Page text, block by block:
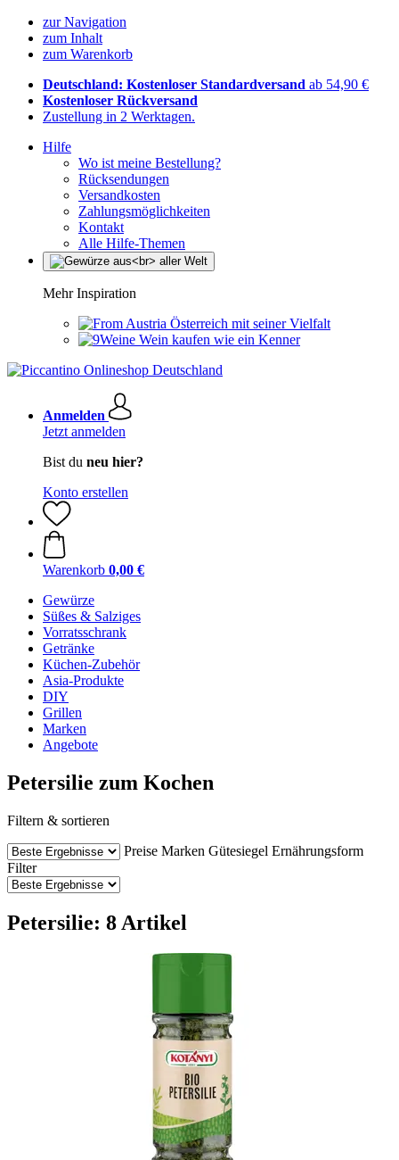
zur Navigation
zum Inhalt
zum Warenkorb
Deutschland: Kostenloser Standardversand ab 54,90 €
Kostenloser Rückversand
Zustellung in 2 Werktagen.
Hilfe
Wo ist meine Bestellung?
Rücksendungen
Versandkosten
Zahlungsmöglichkeiten
Kontakt
Alle Hilfe-Themen
Mehr Inspiration
Österreich mit seiner Vielfalt
Wein kaufen wie ein Kenner
Anmelden
Jetzt anmelden
Bist du neu hier?
Konto erstellen
Warenkorb 0,00 €
Gewürze
Süßes & Salziges
Vorratsschrank
Getränke
Küchen-Zubehör
Asia-Produkte
DIY
Grillen
Marken
Angebote
Petersilie zum Kochen
Filtern & sortieren
Preise Marken Gütesiegel Ernährungsform
Filter
Petersilie: 8 Artikel